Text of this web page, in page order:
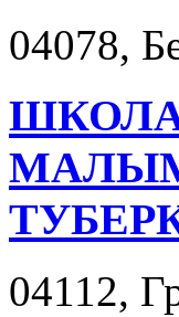
04078,
04112,